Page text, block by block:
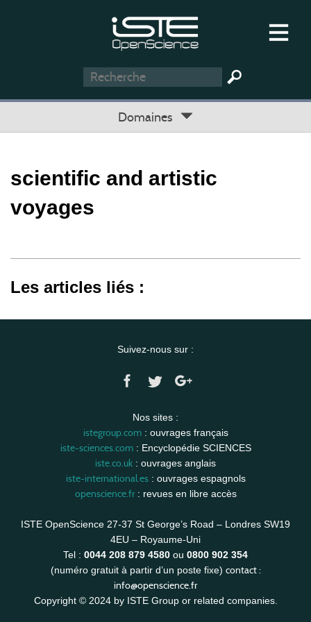
Domaines
scientific and artistic
voyages
Les articles liés :
Suivez-nous sur :
Nos sites :
istegroup.com: ouvrages français
iste-sciences.com: Encyclopédie SCIENCES
iste.co.uk : ouvrages anglais
iste-international.es: ouvrages espagnols
openscience.fr: revues en libre accès
ISTE OpenScience 27-37 St George’s Road – Londres SW19
4EU – Royaume-Uni
Tel : 0044 208 879 4580 ou 0800 902 354
(numéro gratuit à partir d’un poste fixe) contact :
info@openscience.fr
Copyright © 2024 by ISTE Group or related companies.